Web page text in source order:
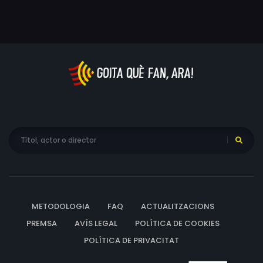
METODOLOGIA FAQ
ACTUALITZACIONS
PREMSA
AVÍS LEGAL
POLÍTICA DE COOKIES
POLÍTICA DE PRIVACITAT